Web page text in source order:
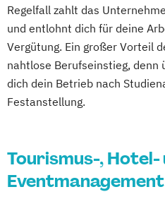
Regelfall zahlt das
und entlohnt dich für deine
Vergütung. Ein großer Vorteil
nahtlose Berufseinstieg,
dich dein Betrieb nach
Festanstellung.
Tourismus-, Hotel-
Eventmanagement